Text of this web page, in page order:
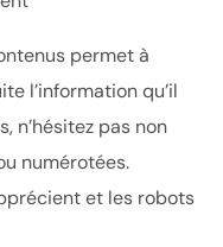
permet à
l’information qu’il
n’hésitez pas non
numérotées.
et les robots